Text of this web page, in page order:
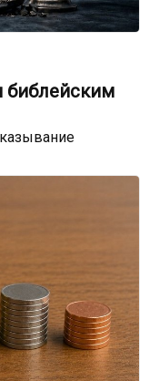
библейским